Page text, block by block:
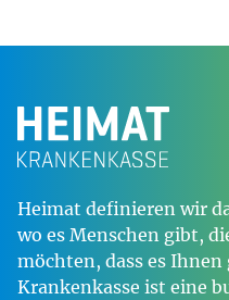
Heimat definieren wir
wo es Menschen gibt,
möchten, dass es
Krankenkasse ist eine